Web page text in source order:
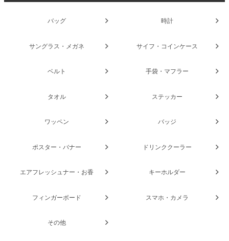
バッグ 時計
サングラス・メガネ サイフ・コインケース
ベルト 手袋・マフラー
タオル ステッカー
ワッペン バッジ
ポスター・バナー ドリンククーラー
エアフレッシュナー・お香 キーホルダー
フィンガーボード スマホ・カメラ
その他